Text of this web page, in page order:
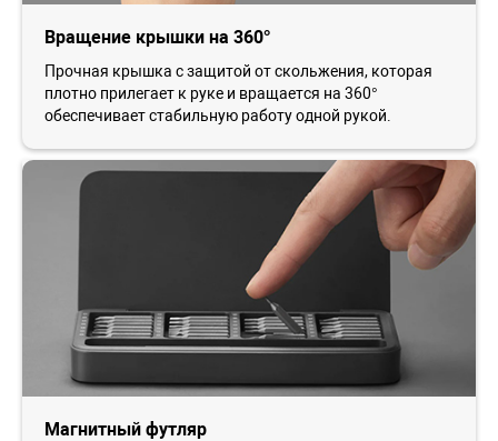
Вращение крышки на 360°
Прочная крышка с защитой от скольжения, которая
плотно прилегает к руке и вращается на 360°
обеспечивает стабильную работу одной рукой.
Магнитный футляр